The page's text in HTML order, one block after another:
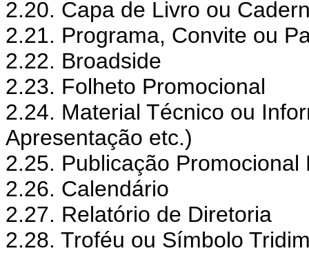
2.20. Capa de Livro ou
2.21. Programa, Convite ou
2.22. Broadside
2.23. Folheto Promocional
2.24. Material Técnico ou
Apresentação etc.)
2.25. Publicação
2.26. Calendário
2.27. Relatório de Diretoria
2.28. Troféu ou Símbolo